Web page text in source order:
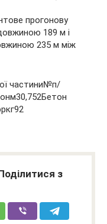
прогонову
189 м і
235 м між
частини№п/
з